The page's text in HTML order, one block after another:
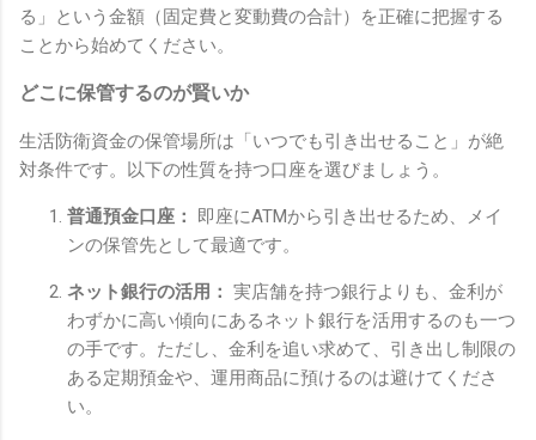
る」という金額（固定費と変動費の合計）を正確に把握する
ことから始めてください。
どこに保管するのが賢いか
生活防衛資金の保管場所は「いつでも引き出せること」が絶
対条件です。以下の性質を持つ口座を選びましょう。
普通預金口座：
即座にATMから引き出せるため、メイ
ンの保管先として最適です。
ネット銀行の活用： 実店舗を持つ銀行よりも、金利が
わずかに高い傾向にあるネット銀行を活用するのも一つ
の手です。ただし、金利を追い求めて、引き出し制限の
ある定期預金や、運用商品に預けるのは避けてくださ
い。